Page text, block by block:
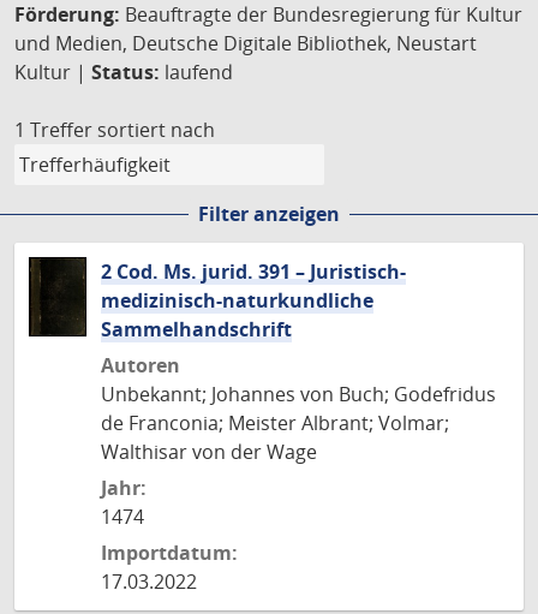
Förderung: Beauftragte der Bundesregierung für Kultur
und Medien, Deutsche Digitale Bibliothek, Neustart
Kultur | Status: laufend
1 Treffer sortiert nach
Filter anzeigen
2 Cod. Ms. jurid. 391 – Juristisch-
medizinisch-naturkundliche
Sammelhandschrift
Autoren
Unbekannt; Johannes von Buch; Godefridus
de Franconia; Meister Albrant; Volmar;
Walthisar von der Wage
Jahr:
1474
Importdatum:
17.03.2022